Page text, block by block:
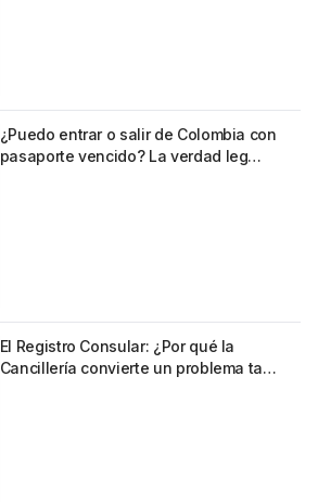
¿Puedo entrar o salir de Colombia con
pasaporte vencido? La verdad leg…
El Registro Consular: ¿Por qué la
Cancillería convierte un problema ta…